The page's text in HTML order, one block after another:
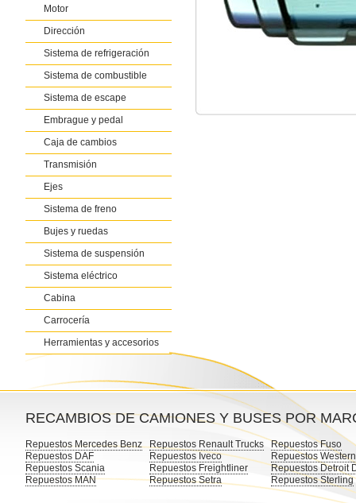
Motor
Dirección
Sistema de refrigeración
Sistema de combustible
Sistema de escape
Embrague y pedal
Caja de cambios
Transmisión
Ejes
Sistema de freno
Bujes y ruedas
Sistema de suspensión
Sistema eléctrico
Cabina
Carrocería
Herramientas y accesorios
RECAMBIOS DE CAMIONES Y BUSES POR
Repuestos Mercedes Benz
Repuestos DAF
Repuestos Scania
Repuestos MAN
Repuestos Renault Trucks
Repuestos Iveco
Repuestos Freightliner
Repuestos Setra
Repuestos Fuso
Repuestos
Repuestos Detroit
Repuestos Sterling